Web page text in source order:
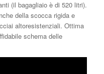
(il bagagliaio è di 520 litri).
della scocca rigida e
altoresistenziali. Ottima
schema delle